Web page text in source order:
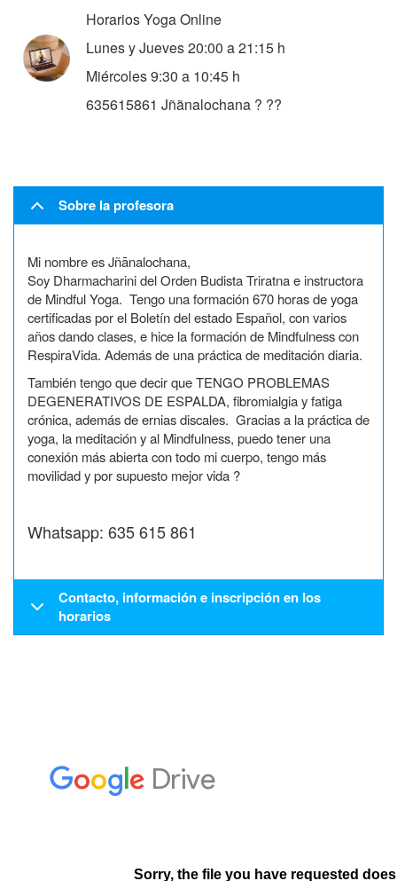
Horarios Yoga Online
Lunes y Jueves 20:00 a 21:15 h
Miércoles 9:30 a 10:45 h
635615861 Jñãnalochana ? ??
Sobre la profesora
Mi nombre es Jñānalochana,
Soy Dharmacharini del Orden Budista Triratna e instructora
de Mindful Yoga. Tengo una formación 670 horas de yoga
certificadas por el Boletín del estado Español, con varios
años dando clases, e hice la formación de Mindfulness con
RespiraVida. Además de una práctica de meditación diaria.
También tengo que decir que TENGO PROBLEMAS
DEGENERATIVOS DE ESPALDA, fibromialgia y fatiga
crónica, además de ernias discales. Gracias a la práctica de
yoga, la meditación y al Mindfulness, puedo tener una
conexión más abierta con todo mi cuerpo, tengo más
movilidad y por supuesto mejor vida ?
Whatsapp: 635 615 861
Contacto, información e inscripción en los
horarios